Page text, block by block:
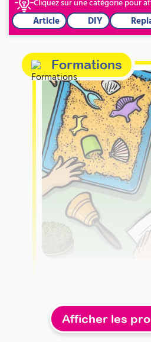
Article DIY
Formations
vos bilans
et développer
Afficher les